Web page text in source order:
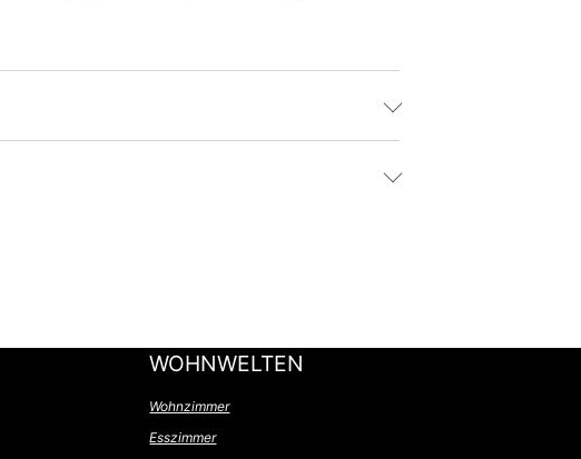
WOHNWELTEN
Wohnzimmer
Esszimmer